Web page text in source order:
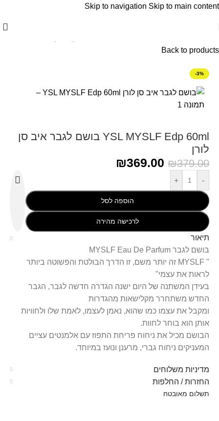
Skip to navigation Skip to main content
Back to products
-3%
YSL MYSLF Edp 60ml בושם לגבר איב סן
לורן
₪379.00
₪369.00
-
+
הוספה לסל
לרכישה מהירה
תיאור
בושם לגבר MYSLF Eau De Parfum
" MYSLF זה יותר משם, זו הדרך הבולטת והפשוטה ביותר
לראות את עצמי"
בעידן המשתנה של היום ישנה הגדרה חדשה לגבר, הגבר
החדש משתחרר מקלישאות מהגדרות
ומקבל את עצמו כמו שהוא, נאמן לעצמו, לאמת שלו ולחוויות
אותן הוא בוחר לחוות.
הבושם מכיל את ניחוח פריחת התפוז עם אלמנטים עציים
המעניקים ניחוח גברי, מרענן ונועז במיוחד.
מדיניות משלוחים
החזרות / החלפות
תשלום מאובטח